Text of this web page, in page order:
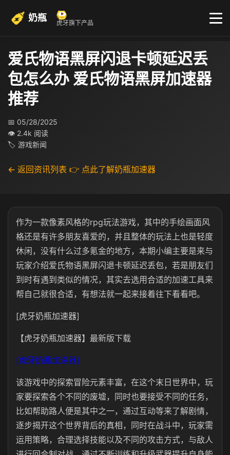
奶瓶 虎牙旗下产品
爱氏物语黑屏闪退卡顿延迟丢
包怎么办 爱氏物语黑屏加速器
推荐
📅 05/28/2025
👁 2.4k 阅读
🏷 游戏新闻
← 返回资讯列表 👉 点此了解奶瓶加速器
作为一款像素风格的rpg玩法游戏，其中的手绘画面风
格还是有许多朋友喜爱的，并且整体的玩法上也是轻度
休闲，没有什么过多氪金的地方，本期小编主要是来与
玩家介绍爱氏物语黑屏闪退卡顿延迟丢包，若是朋友们
到时有遇到类似的情况，其实去选用合适的加速工具来
帮自己就很合适，有想法就一起来接着往下看看吧。
[虎牙奶瓶加速器]
【虎牙奶瓶加速器】最新版下载
[虎牙奶瓶加速器]
该游戏中的探索冒险元素丰富，在这个末日世界中，玩
家要探索各个不同的废墟，同时也要接受不同的任务，
比如帮助路人便是其中之一，通过互动等来了解剧情，
逐步揭开这个世界背后的真相，同时在战斗中，玩家需
运用策略，合理选择技能以及不同的攻击方式，与敌人